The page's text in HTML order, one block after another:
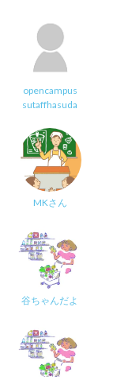
opencampus
sutaffhasuda
MKさん
谷ちゃんだよ